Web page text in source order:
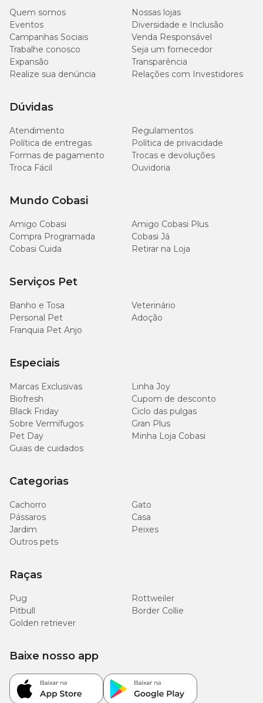
Quem somos
Nossas lojas
Eventos
Diversidade e Inclusão
Campanhas Sociais
Venda Responsável
Trabalhe conosco
Seja um fornecedor
Expansão
Transparência
Realize sua denúncia
Relações com Investidores
Dúvidas
Atendimento
Regulamentos
Política de entregas
Política de privacidade
Formas de pagamento
Trocas e devoluções
Troca Fácil
Ouvidoria
Mundo Cobasi
Amigo Cobasi
Amigo Cobasi Plus
Compra Programada
Cobasi Já
Cobasi Cuida
Retirar na Loja
Serviços Pet
Banho e Tosa
Veterinário
Personal Pet
Adoção
Franquia Pet Anjo
Especiais
Marcas Exclusivas
Linha Joy
Biofresh
Cupom de desconto
Black Friday
Ciclo das pulgas
Sobre Vermífugos
Gran Plus
Pet Day
Minha Loja Cobasi
Guias de cuidados
Categorias
Cachorro
Gato
Pássaros
Casa
Jardim
Peixes
Outros pets
Raças
Pug
Rottweiler
Pitbull
Border Collie
Golden retriever
Baixe nosso app